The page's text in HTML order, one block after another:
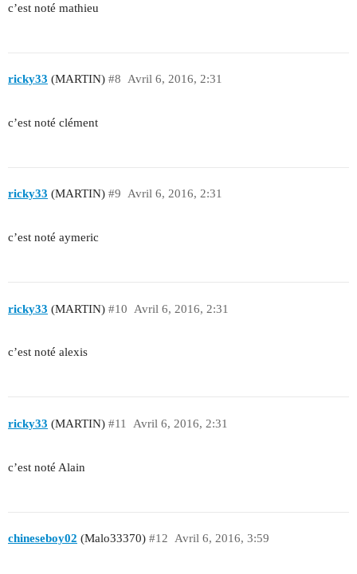
c’est noté mathieu
ricky33 (MARTIN) Avril 6, 2016, 2:31
#8
c’est noté clément
ricky33 (MARTIN) Avril 6, 2016, 2:31
#9
c’est noté aymeric
ricky33 (MARTIN) Avril 6, 2016, 2:31
#10
c’est noté alexis
ricky33 (MARTIN) Avril 6, 2016, 2:31
#11
c’est noté Alain
chineseboy02 (Malo33370) Avril 6, 2016, 3:59
#12